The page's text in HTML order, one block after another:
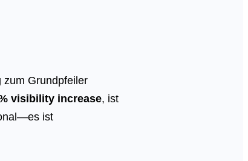
Grundpfeiler
visibility increase, ist
ist